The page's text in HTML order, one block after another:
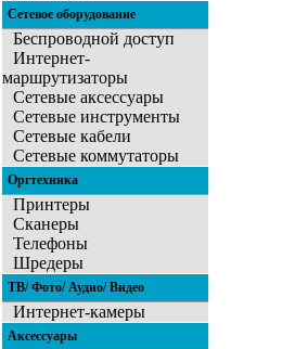
Сетевое оборудование
Беспроводной доступ
Интернет-
маршрутизаторы
Сетевые аксессуары
Сетевые инструменты
Сетевые кабели
Сетевые коммутаторы
Оргтехника
Принтеры
Сканеры
Телефоны
Шредеры
ТВ/ Фото/ Аудио/ Видео
Интернет-камеры
Аксессуары